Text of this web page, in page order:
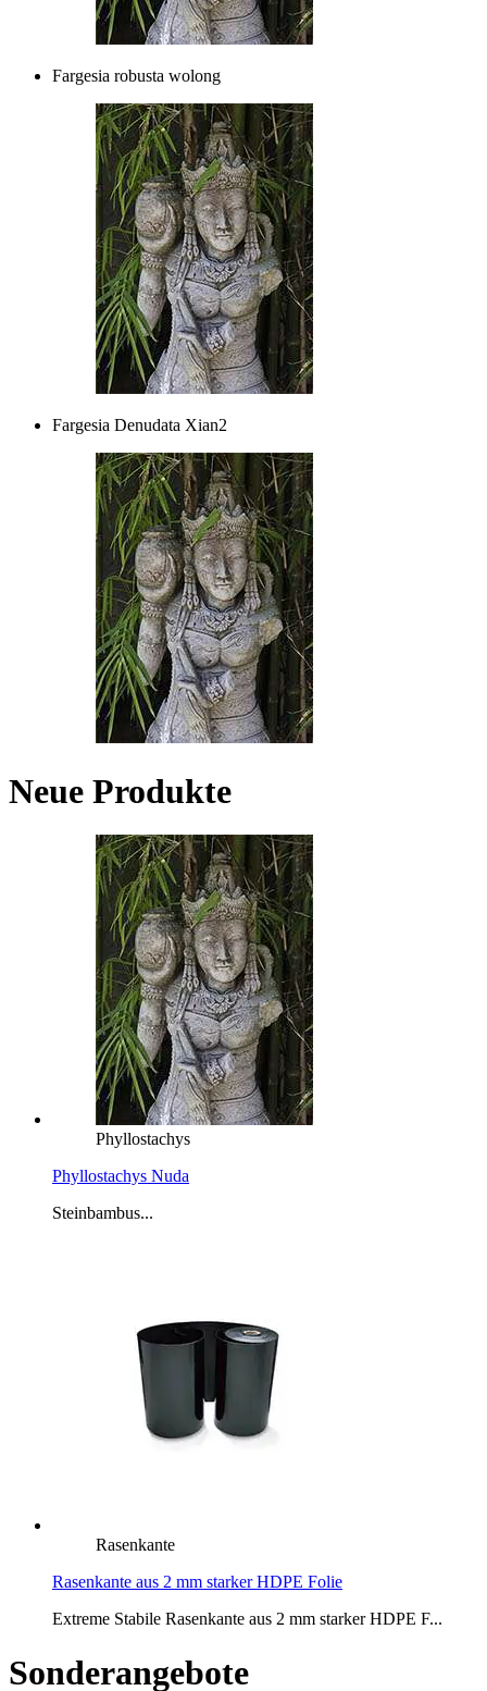
Fargesia robusta wolong
Fargesia Denudata Xian2
Neue Produkte
Phyllostachys
Phyllostachys Nuda
Steinbambus...
Rasenkante
Rasenkante aus 2 mm starker HDPE Folie
Extreme Stabile Rasenkante aus 2 mm starker HDPE F...
Sonderangebote